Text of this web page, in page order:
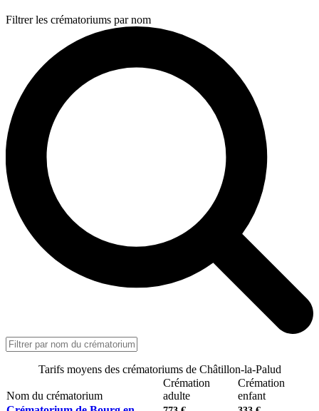
Filtrer les crématoriums par nom
Tarifs moyens des crématoriums de Châtillon-la-Palud
Nom du crématorium
Crémation
adulte
Crémation
enfant